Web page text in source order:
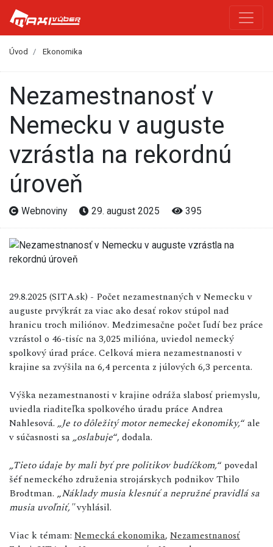
Úvod Ekonomika
Nezamestnanosť v
Nemecku v auguste
vzrástla na rekordnú
úroveň
Webnoviny 29. august 2025 395
29.8.2025 (SITA.sk) - Počet nezamestnaných v Nemecku v
auguste prvýkrát za viac ako desať rokov stúpol nad
hranicu troch miliónov. Medzimesačne počet ľudí bez práce
vzrástol o 46-tisíc na 3,025 milióna, uviedol nemecký
spolkový úrad práce. Celková miera nezamestnanosti v
krajine sa zvýšila na 6,4 percenta z júlových 6,3 percenta.
Výška nezamestnanosti v krajine odráža slabosť priemyslu,
uviedla riaditeľka spolkového úradu práce Andrea
Nahlesová. „Je to dôležitý motor nemeckej ekonomiky,“ ale
v súčasnosti sa „oslabuje“, dodala.
„Tieto údaje by mali byť pre politikov budíčkom,“ povedal
šéf nemeckého združenia strojárskych podnikov Thilo
Brodtman. „Náklady musia klesnúť a nepružné pravidlá sa
musia uvoľniť,"vyhlásil.
Viac k témam: Nemecká ekonomika, Nezamestnanosť